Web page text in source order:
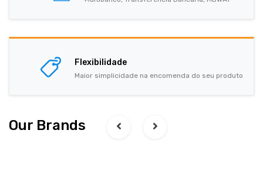
Flexibilidade
Maior simplicidade na encomenda do seu produto
Our Brands